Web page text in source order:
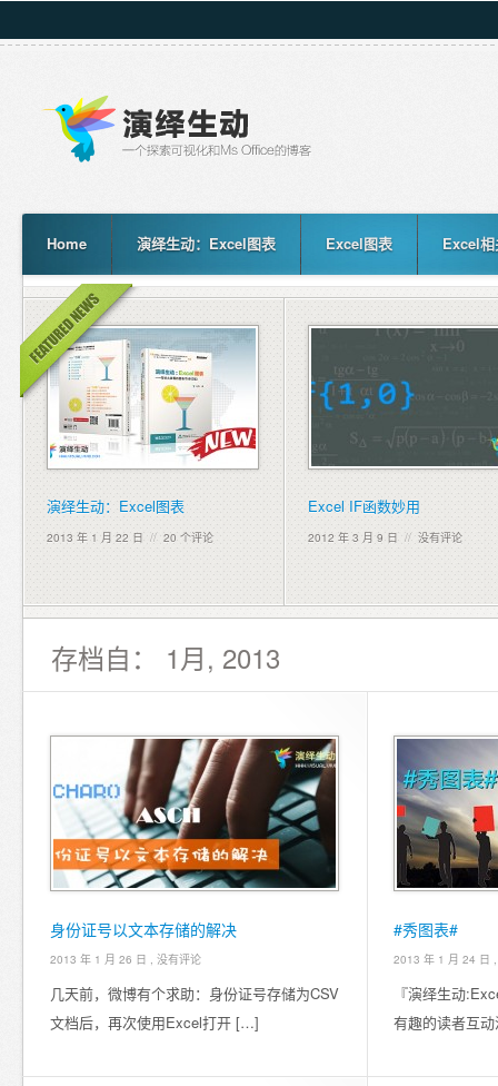
Home 演绎生动：Excel图表 Excel图表 Excel相
演绎生动：Excel图表
2013 年 1 月 22 日 // 20 个评论
Excel IF函数妙用
2012 年 3 月 9 日 // 没有评论
存档自： 1月, 2013
身份证号以文本存储的解决
2013 年 1 月 26 日 , 没有评论
几天前，微博有个求助：身份证号存储为CSV
文档后，再次使用Excel打开 […]
#秀图表#
2013 年 1 月 24 日
『演绎生动
有趣的读者互